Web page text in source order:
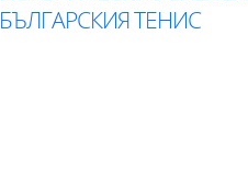
БЪЛГАРСКИЯ ТЕНИС